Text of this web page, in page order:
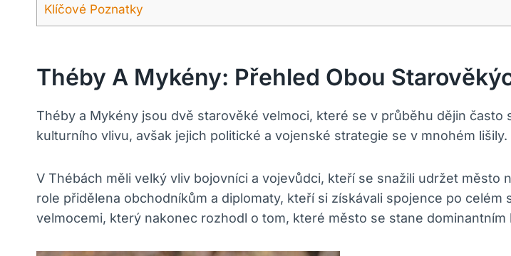
Klíčové Poznatky
Théby A Mykény: Přehled Obou
Théby a Mykény jsou dvě starověké velmoci, které se v průběhu dějin
kulturního vlivu, avšak jejich politické a vojenské strategie se v mnohém lišily.
V Thébách měli velký vliv bojovníci a vojevůdci, kteří se snažili udržet
role přidělena obchodníkům a diplomaty, kteří si získávali spojence po
velmocemi, který nakonec rozhodl o tom, které město se stane dominantním